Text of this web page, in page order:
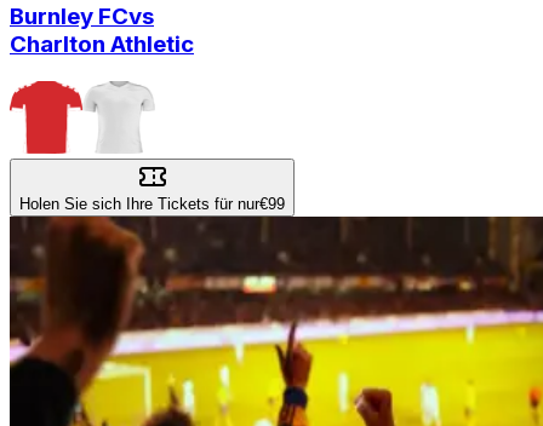
Burnley FCvs
Charlton Athletic
Holen Sie sich Ihre Tickets für nur€99